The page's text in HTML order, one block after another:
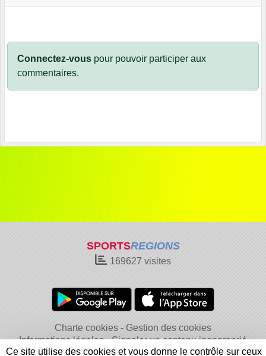
Connectez-vous pour pouvoir participer aux
commentaires.
SPORTSREGIONS
169627 visites
Charte cookies
Gestion des cookies
Informations légales
Signaler un contenu inapproprié
Ce site utilise des cookies et vous donne le contrôle sur ceux